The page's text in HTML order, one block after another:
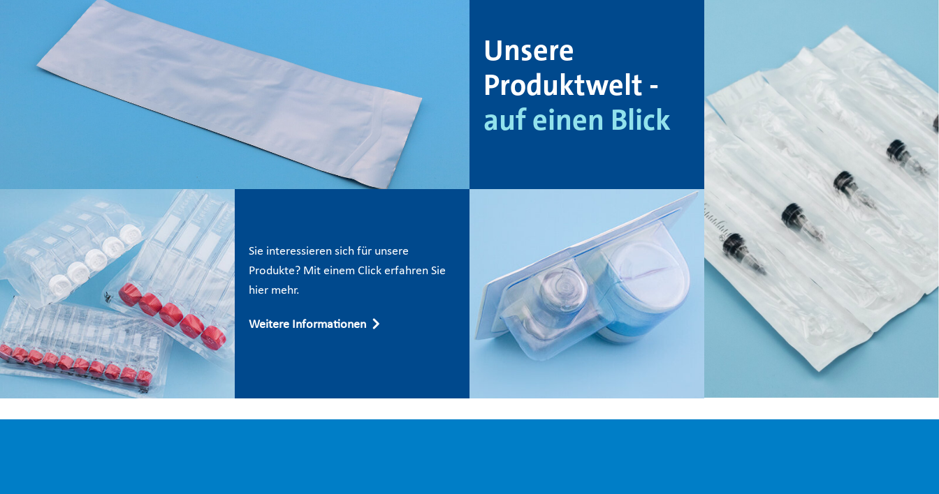
Unsere
Produktwelt -
auf einen Blick
Sie interessieren sich für unsere
Produkte? Mit einem Click erfahren Sie
hier mehr.
Weitere Informationen